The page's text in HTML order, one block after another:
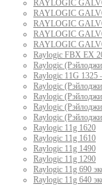
RAYLOGIC
RAYLOGIC
RAYLOGIC
RAYLOGIC
RAYLOGIC
Raylogic FBX EX
Raylogic
Raylogic 11G 1325
Raylogic
Raylogic
Raylogic
Raylogic
Raylogic 11g 1620
Raylogic 11g 1610
Raylogic 11g 1490
Raylogic 11g 1290
Raylogic 11g 690
Raylogic 11g 640